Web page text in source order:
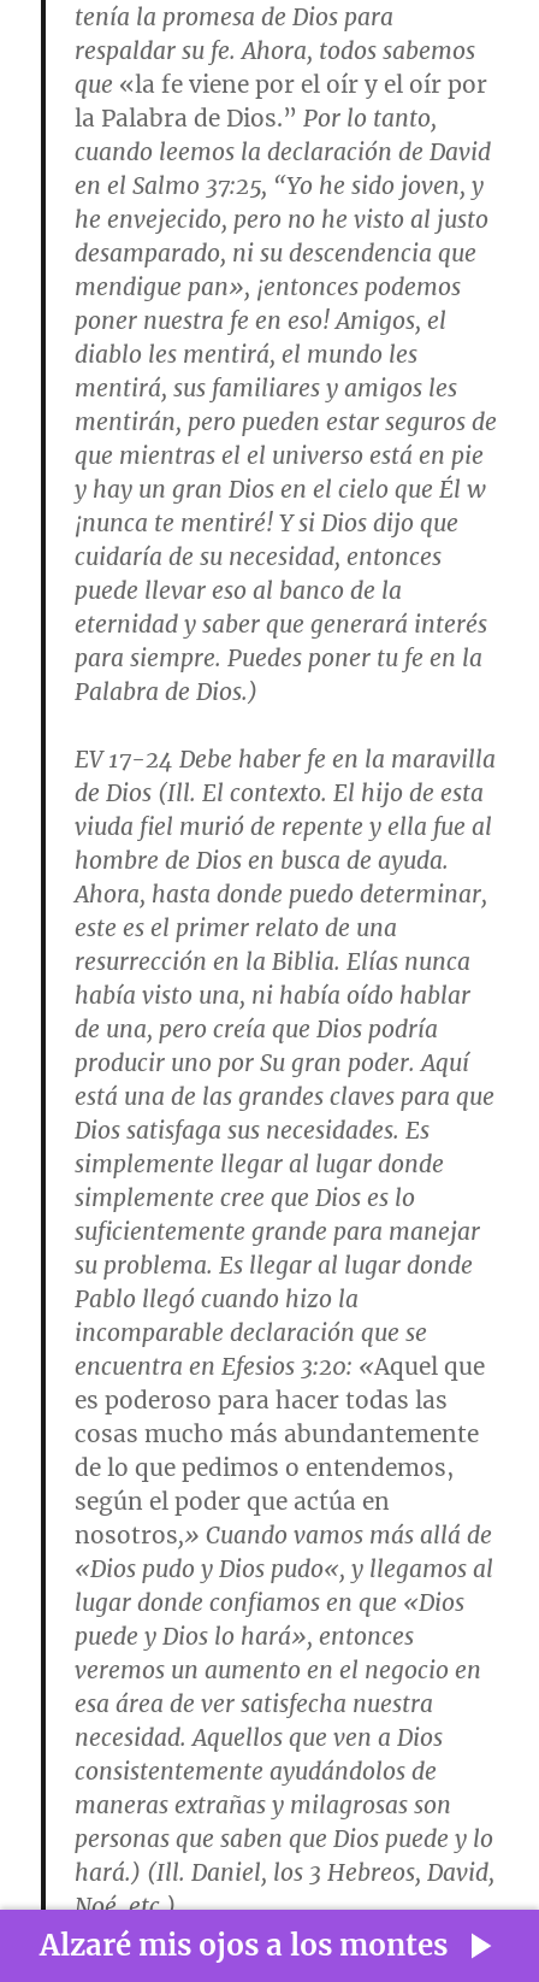
tenía la promesa de Dios para
respaldar su fe. Ahora, todos sabemos
que «la fe viene por el oír y el oír por
la Palabra de Dios.” Por lo tanto,
cuando leemos la declaración de David
en el Salmo 37:25, “Yo he sido joven, y
he envejecido, pero no he visto al justo
desamparado, ni su descendencia que
mendigue pan», ¡entonces podemos
poner nuestra fe en eso! Amigos, el
diablo les mentirá, el mundo les
mentirá, sus familiares y amigos les
mentirán, pero pueden estar seguros de
que mientras el el universo está en pie
y hay un gran Dios en el cielo que Él w
¡nunca te mentiré! Y si Dios dijo que
cuidaría de su necesidad, entonces
puede llevar eso al banco de la
eternidad y saber que generará interés
para siempre. Puedes poner tu fe en la
Palabra de Dios.)
EV 17-24 Debe haber fe en la maravilla
de Dios (Ill. El contexto. El hijo de esta
viuda fiel murió de repente y ella fue al
hombre de Dios en busca de ayuda.
Ahora, hasta donde puedo determinar,
este es el primer relato de una
resurrección en la Biblia. Elías nunca
había visto una, ni había oído hablar
de una, pero creía que Dios podría
producir uno por Su gran poder. Aquí
está una de las grandes claves para que
Dios satisfaga sus necesidades. Es
simplemente llegar al lugar donde
simplemente cree que Dios es lo
suficientemente grande para manejar
su problema. Es llegar al lugar donde
Pablo llegó cuando hizo la
incomparable declaración que se
encuentra en Efesios 3:20: «Aquel que
es poderoso para hacer todas las
cosas mucho más abundantemente
de lo que pedimos o entendemos,
según el poder que actúa en
nosotros,» Cuando vamos más allá de
«Dios pudo y Dios pudo«, y llegamos al
lugar donde confiamos en que «Dios
puede y Dios lo hará», entonces
veremos un aumento en el negocio en
esa área de ver satisfecha nuestra
necesidad. Aquellos que ven a Dios
consistentemente ayudándolos de
maneras extrañas y milagrosas son
personas que saben que Dios puede y lo
hará.) (Ill. Daniel, los 3 Hebreos, David,
Noé, etc.)
Alzaré mis ojos a los montes